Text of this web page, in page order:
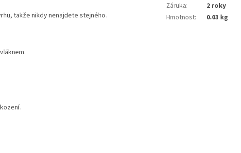
takže nikdy nenajdete stejného.
Záruka:
2 roky
Hmotnost: 0.03 kg